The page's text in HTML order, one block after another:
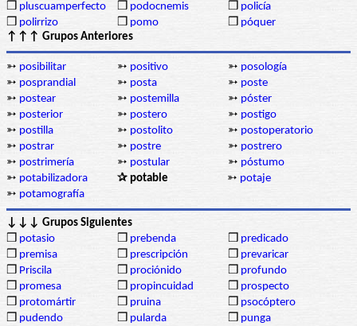
❒ pluscuamperfecto ❒ podocnemis ❒ policía
❒ polirrizo ❒ pomo ❒ póquer
↑↑↑ Grupos Anteriores
➳ posibilitar ➳ positivo ➳ posología
➳ posprandial ➳ posta ➳ poste
➳ postear ➳ postemilla ➳ póster
➳ posterior ➳ postero ➳ postigo
➳ postilla ➳ postolito ➳ postoperatorio
➳ postrar ➳ postre ➳ postrero
➳ postrimería ➳ postular ➳ póstumo
➳ potabilizadora ✰ potable ➳ potaje
➳ potamografía
↓↓↓ Grupos Siguientes
❒ potasio ❒ prebenda ❒ predicado
❒ premisa ❒ prescripción ❒ prevaricar
❒ Priscila ❒ prociónido ❒ profundo
❒ promesa ❒ propincuidad ❒ prospecto
❒ protomártir ❒ pruina ❒ psocóptero
❒ pudendo ❒ pularda ❒ punga